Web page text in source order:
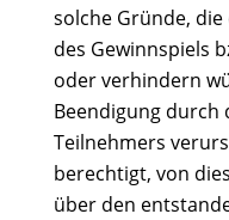
solche Gründe,
des Gewinnspiels
oder verhindern
Beendigung durch
Teilnehmers
berechtigt, von
über den